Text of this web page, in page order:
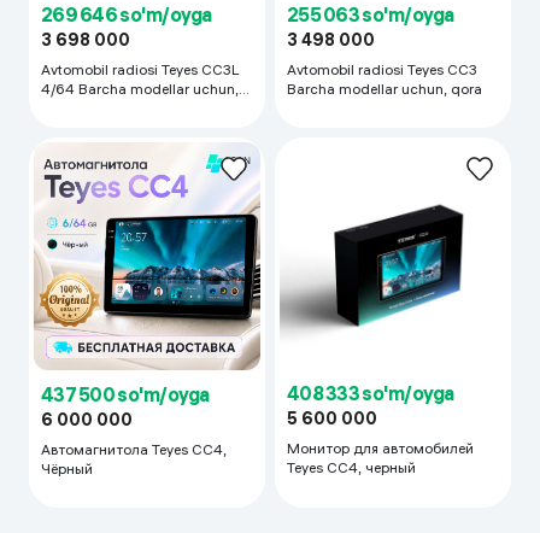
269 646 so'm/oyga
3 698 000
Avtomobil radiosi Teyes CC3L
4/64 Barcha modellar uchun,
255 063 so'm/oyga
3 498 000
Avtomobil radiosi Teyes CC3
Barcha modellar uchun, qora
437 500 so'm/oyga
6 000 000
Автомагнитола Teyes CC4,
Чёрный
408 333 so'm/oyga
5 600 000
Монитор для автомобилей
Teyes CC4, черный